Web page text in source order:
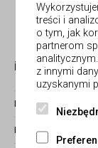
informacje
REGULAMIN
treści i
o tym, jak
partnerom
z innymi
uzyskanymi